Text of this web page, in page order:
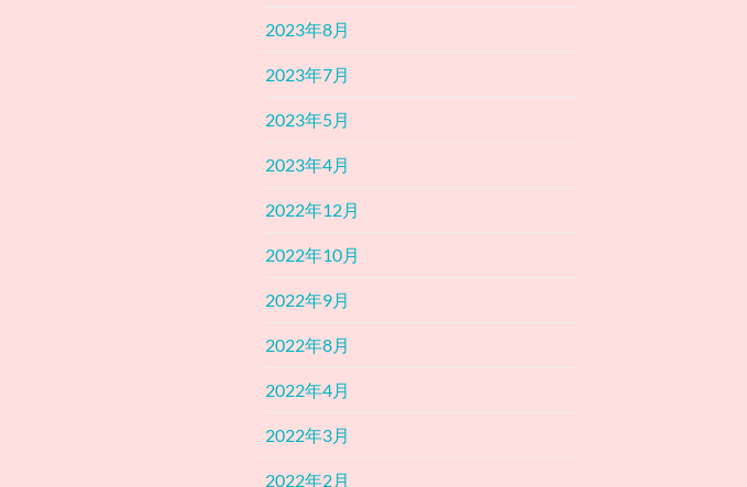
2023年8月
2023年7月
2023年5月
2023年4月
2022年12月
2022年10月
2022年9月
2022年8月
2022年4月
2022年3月
2022年2月